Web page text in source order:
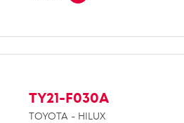
TY21-F030A
TOYOTA - HILUX